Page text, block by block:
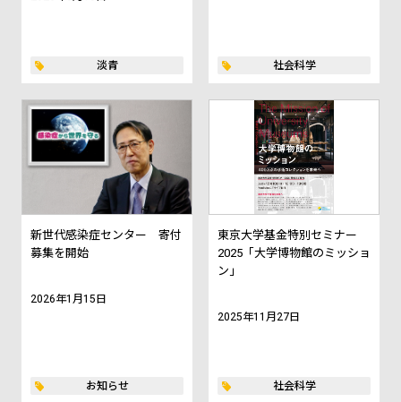
淡青 社会科学
新世代感染症センター 寄付
募集を開始
2026年1月15日
お知らせ
東京大学基金特別セミナー
2025「大学博物館のミッショ
ン」
2025年11月27日
社会科学